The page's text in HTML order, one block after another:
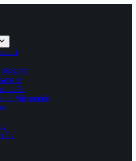
Pc
cu Microunde
Tv